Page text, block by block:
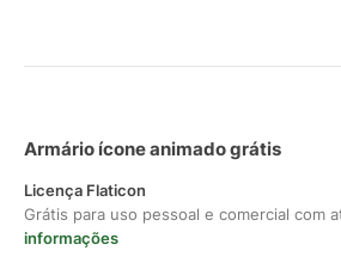
Armário ícone animado grátis
Licença Flaticon
Grátis para uso pessoal e comercial com
informações